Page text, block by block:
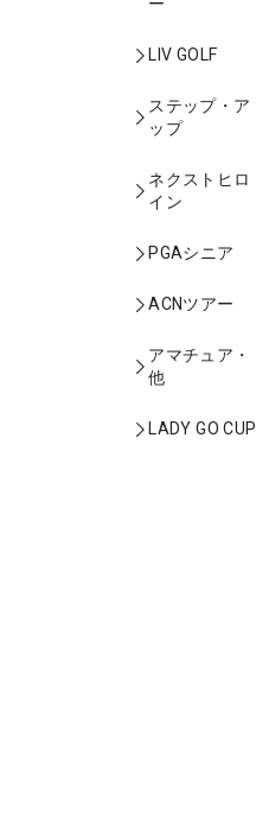
LIV GOLF
ステップ・ア
ップ
ネクストヒロ
イン
PGAシニア
ACNツアー
アマチュア・
他
LADY GO CUP